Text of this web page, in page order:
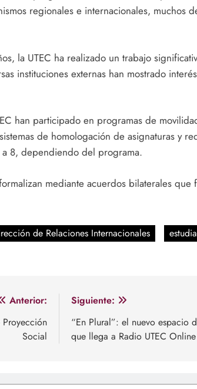
regionales e internacionales, muchos
la UTEC ha realizado un trabajo
instituciones externas han mostrado
han participado en programas de
de homologación de asignaturas y
8, dependiendo del programa.
mediante acuerdos bilaterales que
de Relaciones Internacionales
Anterior:
Social
Siguiente:
“En Plural”: el nuevo espacio
que llega a Radio UTEC Online